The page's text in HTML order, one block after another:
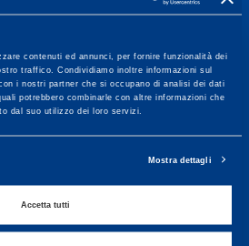
contenuti ed annunci, per fornire funzionalità dei
traffico. Condividiamo inoltre informazioni sul
i nostri partner che si occupano di analisi dei dati
potrebbero combinarle con altre informazioni che
dal suo utilizzo dei loro servizi.
Mostra dettagli
Accetta tutti
per l'alta
ed il